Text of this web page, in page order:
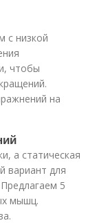
с низкой
чтобы
на
а статическая
вариант для
5
мышц.